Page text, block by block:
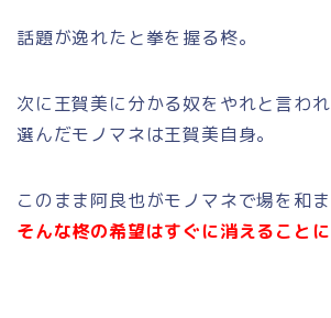
話題が逸れたと拳を握る柊。
次に王賀美に分かる奴をやれと言わ
選んだモノマネは王賀美自身。
このまま阿良也がモノマネで場を和
そんな柊の希望はすぐに消えることに